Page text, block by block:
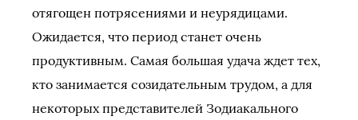
отягощен потрясениями и неурядицами.
Ожидается, что период станет очень
продуктивным. Самая большая удача ждет тех,
кто занимается созидательным трудом, а для
некоторых представителей Зодиакального